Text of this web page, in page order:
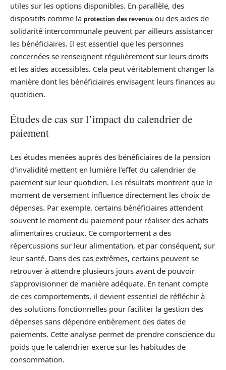
utiles sur les options disponibles. En parallèle, des
dispositifs comme la protection des revenus ou des aides de
solidarité intercommunale peuvent par ailleurs assistancer
les bénéficiaires. Il est essentiel que les personnes
concernées se renseignent régulièrement sur leurs droits
et les aides accessibles. Cela peut véritablement changer la
manière dont les bénéficiaires envisagent leurs finances au
quotidien.
Études de cas sur l’impact du calendrier de
paiement
Les études menées auprès des bénéficiaires de la pension
d’invalidité mettent en lumière l’effet du calendrier de
paiement sur leur quotidien. Les résultats montrent que le
moment de versement influence directement les choix de
dépenses. Par exemple, certains bénéficiaires attendent
souvent le moment du paiement pour réaliser des achats
alimentaires cruciaux. Ce comportement a des
répercussions sur leur alimentation, et par conséquent, sur
leur santé. Dans des cas extrêmes, certains peuvent se
retrouver à attendre plusieurs jours avant de pouvoir
s’approvisionner de manière adéquate. En tenant compte
de ces comportements, il devient essentiel de réfléchir à
des solutions fonctionnelles pour faciliter la gestion des
dépenses sans dépendre entièrement des dates de
paiements. Cette analyse permet de prendre conscience du
poids que le calendrier exerce sur les habitudes de
consommation.